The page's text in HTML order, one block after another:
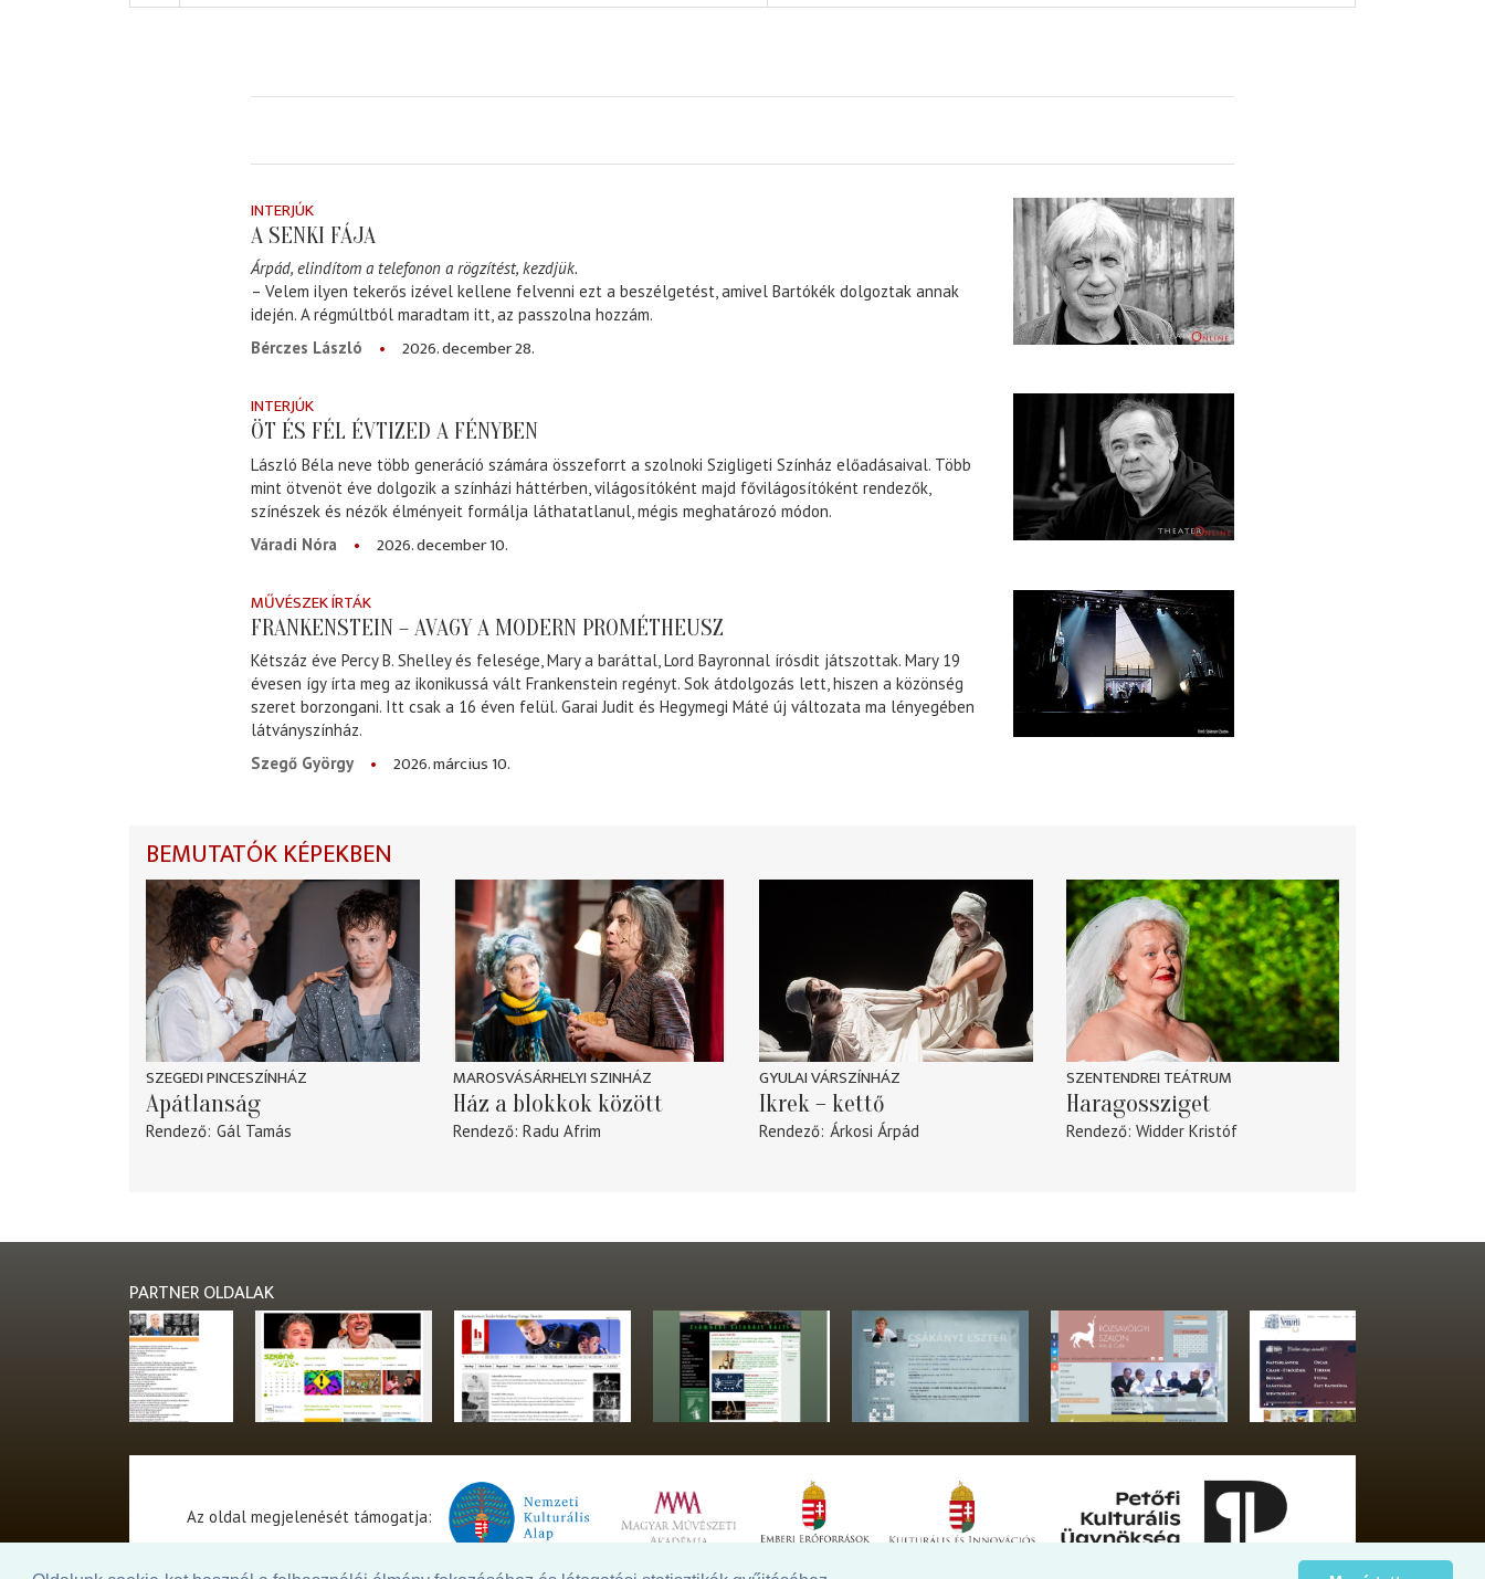
INTERJÚK
A SENKI FÁJA
Árpád, elindítom a telefonon a rögzítést, kezdjük.
– Velem ilyen tekerős izével kellene felvenni ezt a beszélgetést, amivel Bartókék dolgoztak annak
idején. A régmúltból maradtam itt, az passzolna hozzám.
Bérczes László
2026. december 28.
INTERJÚK
ÖT ÉS FÉL ÉVTIZED A FÉNYBEN
László Béla neve több generáció számára összeforrt a szolnoki Szigligeti Színház előadásaival. Több
mint ötvenöt éve dolgozik a színházi háttérben, világosítóként majd fővilágosítóként rendezők,
színészek és nézők élményeit formálja láthatatlanul, mégis meghatározó módon.
Váradi Nóra
2026. december 10.
MŰVÉSZEK ÍRTÁK
FRANKENSTEIN – AVAGY A MODERN PROMÉTHEUSZ
Kétszáz éve Percy B. Shelley és felesége, Mary a baráttal, Lord Bayronnal írósdit játszottak. Mary 19
évesen így írta meg az ikonikussá vált Frankenstein regényt. Sok átdolgozás lett, hiszen a közönség
szeret borzongani. Itt csak a 16 éven felül. Garai Judit és Hegymegi Máté új változata ma lényegében
látványszínház.
Szegő György
2026. március 10.
BEMUTATÓK KÉPEKBEN
SZEGEDI PINCESZÍNHÁZ
Apátlanság
Rendező Gál Tamás
MAROSVÁSÁRHELYI SZINHÁZ
Ház a blokkok között
Rendező Radu Afrim
GYULAI VÁRSZÍNHÁZ
Ikrek – kettő
Rendező Árkosi Árpád
SZENTENDREI TEÁTRUM
Haragossziget
Rendező Widder Kristóf
PARTNER OLDALAK
Az oldal megjelenését támogatja: